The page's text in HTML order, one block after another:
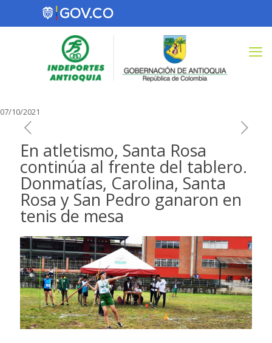
07/10/2021
En atletismo, Santa Rosa
continúa al frente del tablero.
Donmatías, Carolina, Santa
Rosa y San Pedro ganaron en
tenis de mesa